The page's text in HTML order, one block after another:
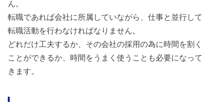
ん。
転職であれば会社に所属していながら、仕事と並行して
転職活動を行わなければなりません。
どれだけ工夫するか、その会社の採用の為に時間を割く
ことができるか、時間をうまく使うことも必要になって
きます。